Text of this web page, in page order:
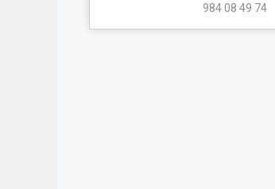
984 08 49 74